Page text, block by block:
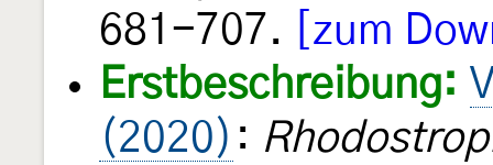
681-707.
[zum
Erstbeschreibung:
(2020) :